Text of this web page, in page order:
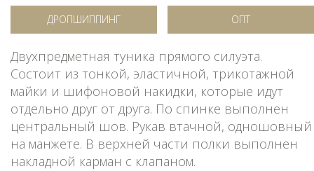
ДРОПШИППИНГ ОПТ
Двухпредметная туника прямого силуэта.
Состоит из тонкой, эластичной, трикотажной
майки и шифоновой накидки, которые идут
отдельно друг от друга. По спинке выполнен
центральный шов. Рукав втачной, одношовный
на манжете. В верхней части полки выполнен
накладной карман с клапаном.